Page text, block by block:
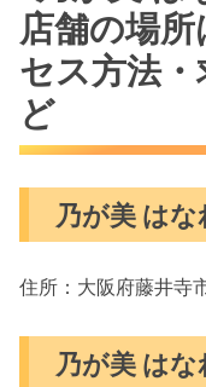
店舗の場
セス方法
ど
乃が美 は
住所：大阪府藤井寺
乃が美 は